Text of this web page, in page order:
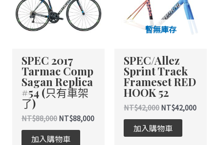
SPEC 2017
Tarmac Comp
Sagan Replica
#54 (只有車架
了)
NT$88,000NT$88,000
加入購物車
暫無庫存
SPEC/Allez
Sprint Track
Frameset RED
HOOK 52
NT$42,000NT$42,000
加入購物車